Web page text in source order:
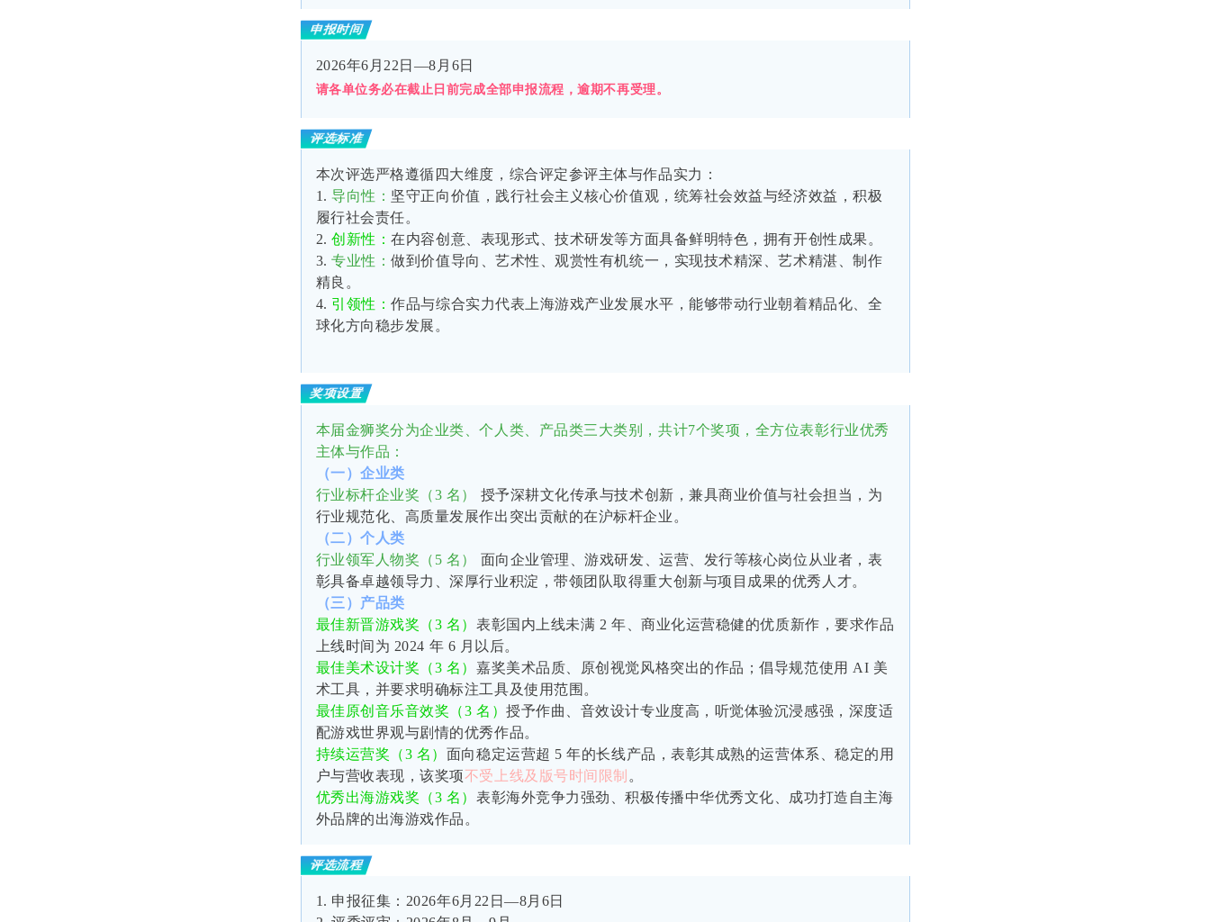
申报时间
2026年6月22日—8月6日
请各单位务必在截止日前完成全部申报流程，逾期不再受理。
评选标准
本次评选严格遵循四大维度，综合评定参评主体与作品实力：
1. 导向性 ： 坚守正向价值，践行社会主义核心价值观，统筹社会效益与经济效益，积极
履行社会责任。
2.创新性 ：在内容创意、表现形式、技术研发等方面具备鲜明特色，拥有开创性成果。
3.专业性 ：做到价值导向、艺术性、观赏性有机统一，实现技术精深、艺术精湛、制作
精良。
4. 引领性 ：作品与综合实力代表上海游戏产业发展水平，能够带动行业朝着精品化、全
球化方向稳步发展。
奖项设置
本届金狮奖分为企业类、个人类、产品类三大类别，共计7个奖项，全方位表彰行业优秀
主体与作品：
（一）企业类
行业标杆企业奖（3 名）
授予深耕文化传承与技术创新，兼具商业价值与社会担当，为
行业规范化、高质量发展作出突出贡献的在沪标杆企业。
（二）个人类
行业领军人物奖（ 5 名）
面向企业管理、游戏研发、运营、发行等核心岗位从业者，表
彰具备卓越领导力、深厚行业积淀，带领团队取得重大创新与项目成果的优秀人才。
（三）产品类
最佳新晋游戏奖（3 名）表彰国内上线未满 2年、商业化运营稳健的优质新作，要求作品
上线时间为 2024 年 6 月以后。
最佳美术设计奖（3 名）嘉奖美术品质、原创视觉风格突出的作品；倡导规范使用 AI 美
术工具，并要求明确标注工具及使用范围。
最佳原创音乐音效奖（3名）授予作曲、音效设计专业度高，听觉体验沉浸感强，深度适
配游戏世界观与剧情的优秀作品。
持续运营奖（3 名） 面向稳定运营超 5年的长线产品，表彰其成熟的运营体系、稳定的用
户与营收表现，该奖项不受上线及版号时间限制 。
优秀出海游戏奖（3 名）表彰海外竞争力强劲、积极传播中华优秀文化、成功打造自主海
外品牌的出海游戏作品。
评选流程
1. 申报征集：2026年6月22日—8月6日